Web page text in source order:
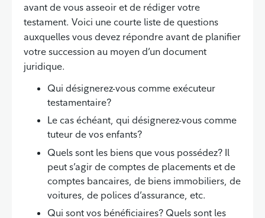
avant de vous asseoir et de rédiger votre
testament. Voici une courte liste de questions
auxquelles vous devez répondre avant de planifier
votre succession au moyen d’un document
juridique.
Qui désignerez-vous comme exécuteur
testamentaire?
Le cas échéant, qui désignerez-vous comme
tuteur de vos enfants?
Quels sont les biens que vous possédez? Il
peut s’agir de comptes de placements et de
comptes bancaires, de biens immobiliers, de
voitures, de polices d’assurance, etc.
Qui sont vos bénéficiaires? Quels sont les